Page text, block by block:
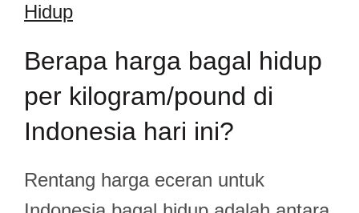
Hidup
Berapa harga bagal hidup
per kilogram/pound di
Indonesia hari ini?
Rentang harga eceran untuk